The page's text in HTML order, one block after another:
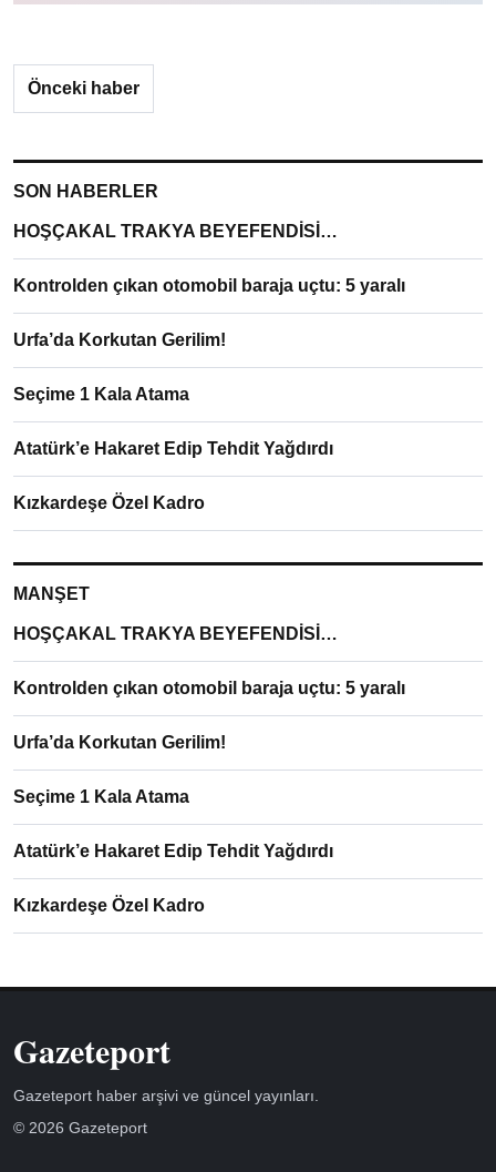
Önceki haber
SON HABERLER
HOŞÇAKAL TRAKYA BEYEFENDİSİ…
Kontrolden çıkan otomobil baraja uçtu: 5 yaralı
Urfa’da Korkutan Gerilim!
Seçime 1 Kala Atama
Atatürk’e Hakaret Edip Tehdit Yağdırdı
Kızkardeşe Özel Kadro
MANŞET
HOŞÇAKAL TRAKYA BEYEFENDİSİ…
Kontrolden çıkan otomobil baraja uçtu: 5 yaralı
Urfa’da Korkutan Gerilim!
Seçime 1 Kala Atama
Atatürk’e Hakaret Edip Tehdit Yağdırdı
Kızkardeşe Özel Kadro
Gazeteport
Gazeteport haber arşivi ve güncel yayınları.
© 2026 Gazeteport